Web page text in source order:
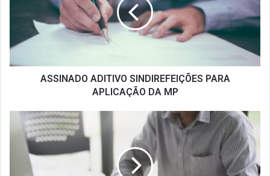
APLICAÇÃO
ASSINADO ADITIVO SINDIREFEIÇÕES PARA
APLICAÇÃO DA MP
SINDRIO
REALIZA
PESQUISA
SITUAÇÃO